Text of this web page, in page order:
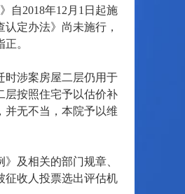
自2018年12月1日起施
定办法》尚未施行，
。
涉案房屋二层仍用于
层按照住宅予以估价补
并无不当，本院予以维
及相关的部门规章、
征收人投票选出评估机